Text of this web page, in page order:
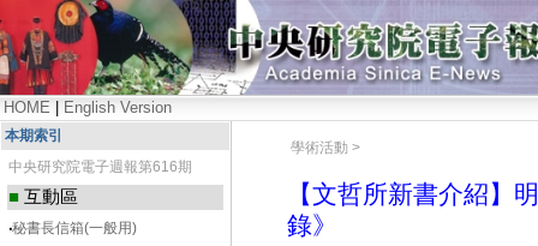
HOME English Version
本期索引
中央研究院電子週報第616期
■ 互動區
‧秘書長信箱(一般用)
學術活動 >
【文哲所新書介紹】
錄》